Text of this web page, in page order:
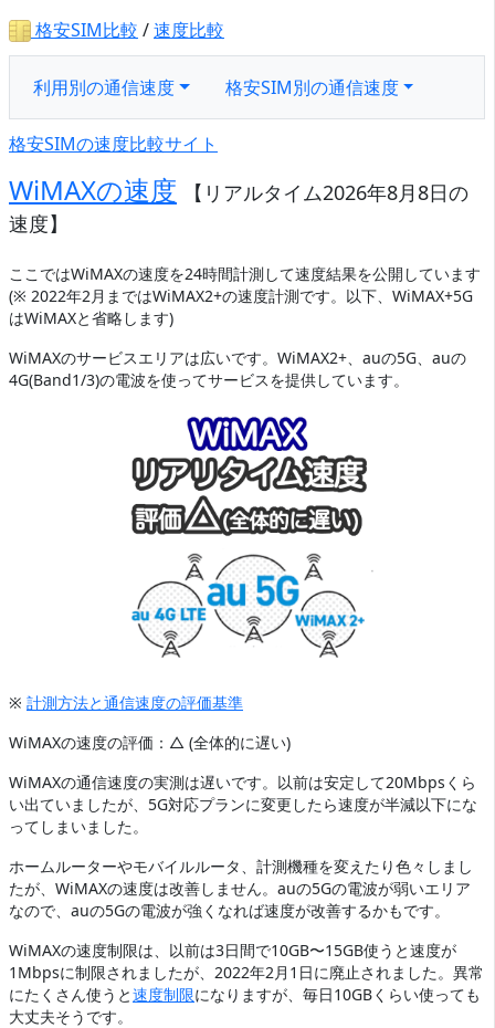
格安SIM比較 /速度比較
利用別の通信速度 格安SIM別の通信速度
格安SIMの速度比較サイト
WiMAXの速度
【リアルタイム2026年8月8日の
速度】
ここではWiMAXの速度を24時間計測して速度結果を公開しています
(※ 2022年2月まではWiMAX2+の速度計測です。以下、WiMAX+5G
はWiMAXと省略します)
WiMAXのサービスエリアは広いです。WiMAX2+、auの5G、auの
4G(Band1/3)の電波を使ってサービスを提供しています。
※ 計測方法と通信速度の評価基準
WiMAXの速度の評価：△ (全体的に遅い)
WiMAXの通信速度の実測は遅いです。以前は安定して20Mbpsくら
い出ていましたが、5G対応プランに変更したら速度が半減以下にな
ってしまいました。
ホームルーターやモバイルルータ、計測機種を変えたり色々しまし
たが、WiMAXの速度は改善しません。auの5Gの電波が弱いエリア
なので、auの5Gの電波が強くなれば速度が改善するかもです。
WiMAXの速度制限は、以前は3日間で10GB〜15GB使うと速度が
1Mbpsに制限されましたが、2022年2月1日に廃止されました。異常
にたくさん使うと速度制限になりますが、毎日10GBくらい使っても
大丈夫そうです。